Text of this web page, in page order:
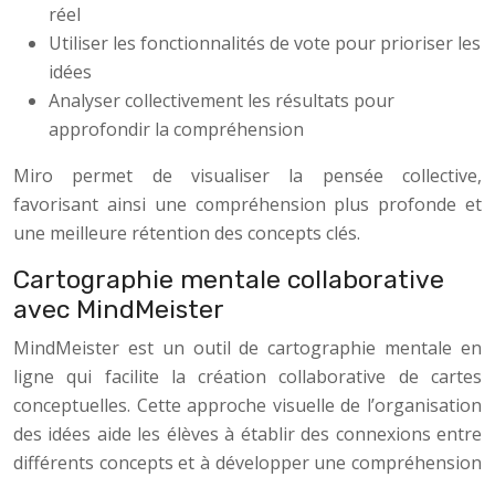
réel
Utiliser les fonctionnalités de vote pour prioriser les
idées
Analyser collectivement les résultats pour
approfondir la compréhension
Miro permet de visualiser la pensée collective,
favorisant ainsi une compréhension plus profonde et
une meilleure rétention des concepts clés.
Cartographie mentale collaborative
avec MindMeister
MindMeister est un outil de cartographie mentale en
ligne qui facilite la création collaborative de cartes
conceptuelles. Cette approche visuelle de l’organisation
des idées aide les élèves à établir des connexions entre
différents concepts et à développer une compréhension